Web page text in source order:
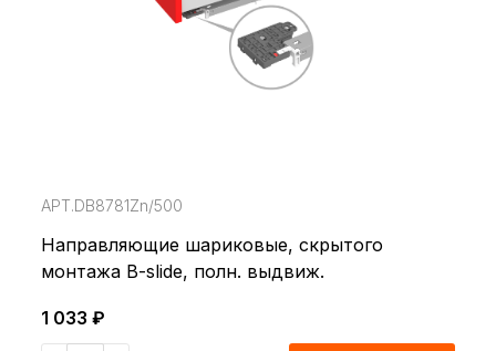
АРТ.DB8781Zn/500
Направляющие шариковые, скрытого
монтажа B-slide, полн. выдвиж.
1 033 ₽